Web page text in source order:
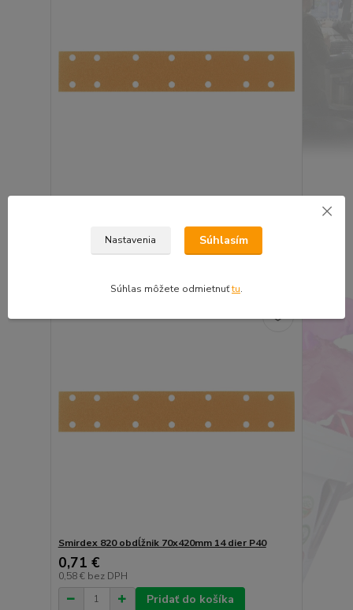
bez DPH
Pridať do košíka
Smirdex 820 obdĺžnik 70x420mm 14 dier P40
0,71 €
0,58 € bez DPH
Pridať do košíka
Nastavenia Súhlasím
Súhlas môžete odmietnuťtu.